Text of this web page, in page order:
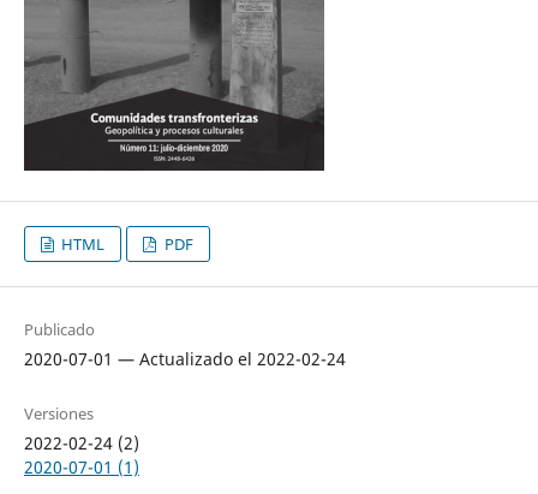
HTML PDF
Publicado
2020-07-01 — Actualizado el 2022-02-24
Versiones
2022-02-24 (2)
2020-07-01 (1)